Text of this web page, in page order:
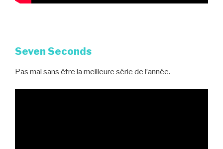
Seven Seconds
Pas mal sans être la meilleure série de l’année.